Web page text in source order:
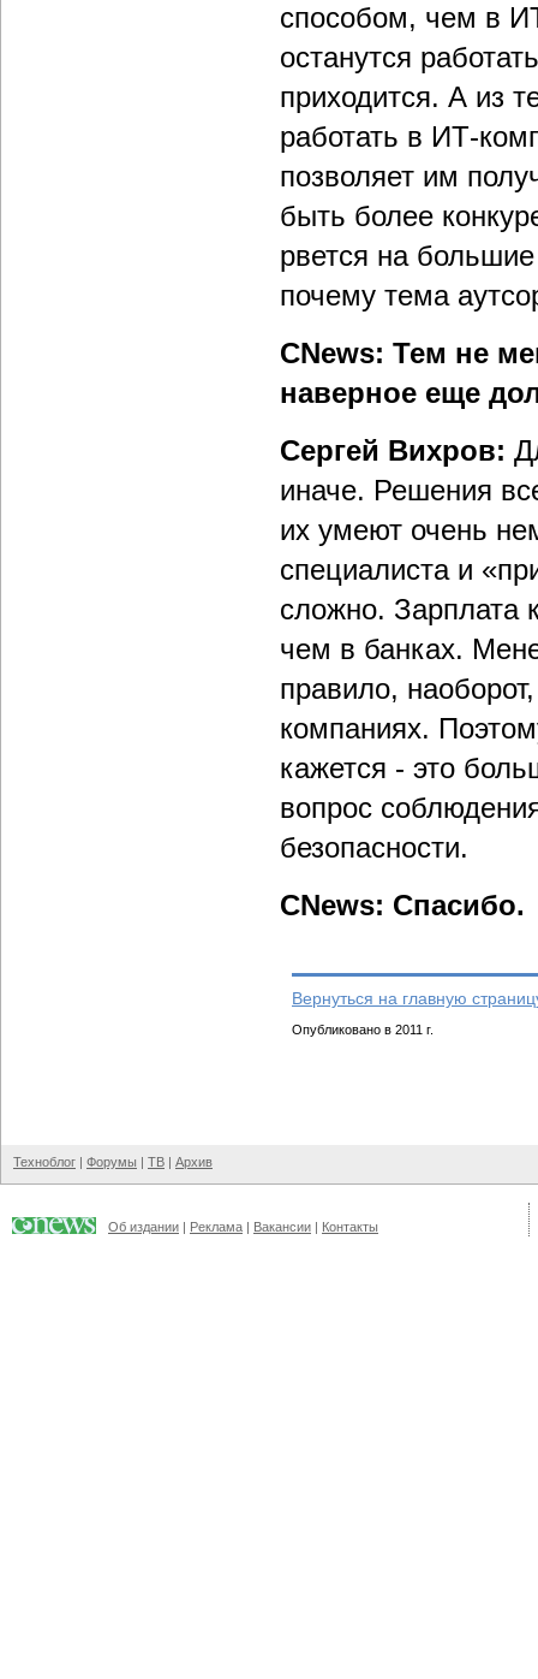
способом, чем в
останутся
приходится. А из
работать в ИТ-
позволяет им
быть более
рвется на
почему тема
CNews: Тем не
наверное еще
Сергей Вихров:
иначе. Решения
их умеют очень
специалиста и
сложно. Зарплата
чем в банках.
правило,
компаниях.
кажется - это
вопрос
безопасности.
CNews: Спасибо.
Вернуться на главную
Опубликовано в 2011 г.
Техноблог | Форумы | ТВ | Архив
Об издании | Реклама | Вакансии | Контакты